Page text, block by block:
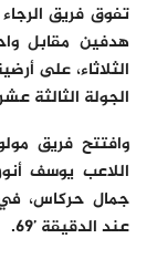
تفوق فريق
هدفين مقابل
الثلاثاء، على
الجولة الثالثة
اللاعب يوسف
عند الدقيقة ’69.